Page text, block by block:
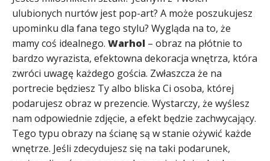
ulubionych nurtów jest pop-art? A może poszukujesz
upominku dla fana tego stylu? Wygląda na to, że
mamy coś idealnego. Warhol – obraz na płótnie to
bardzo wyrazista, efektowna dekoracja wnętrza, która
zwróci uwagę każdego gościa. Zwłaszcza że na
portrecie będziesz Ty albo bliska Ci osoba, której
podarujesz obraz w prezencie. Wystarczy, że wyślesz
nam odpowiednie zdjęcie, a efekt będzie zachwycający.
Tego typu obrazy na ścianę są w stanie ożywić każde
wnętrze. Jeśli zdecydujesz się na taki podarunek,